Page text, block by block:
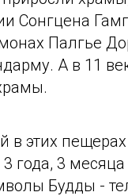
Сонгцена
Палгье
А в 11
в этих
года, 3
Будды -